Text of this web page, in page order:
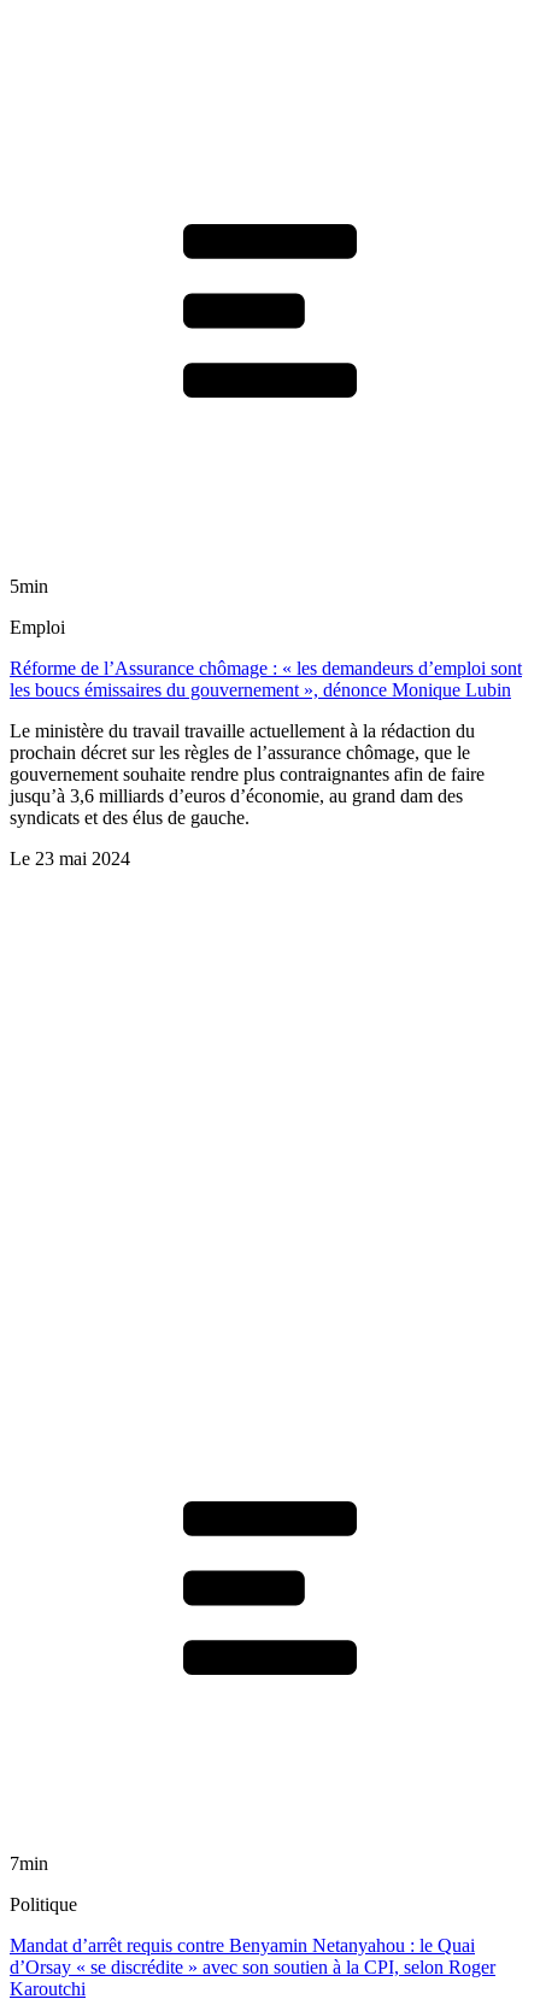
5min
Emploi
Réforme de l’Assurance chômage : « les demandeurs d’emploi sont
les boucs émissaires du gouvernement », dénonce Monique Lubin
Le ministère du travail travaille actuellement à la rédaction du
prochain décret sur les règles de l’assurance chômage, que le
gouvernement souhaite rendre plus contraignantes afin de faire
jusqu’à 3,6 milliards d’euros d’économie, au grand dam des
syndicats et des élus de gauche.
Le 23 mai 2024
7min
Politique
Mandat d’arrêt requis contre Benyamin Netanyahou : le Quai
d’Orsay « se discrédite » avec son soutien à la CPI, selon Roger
Karoutchi